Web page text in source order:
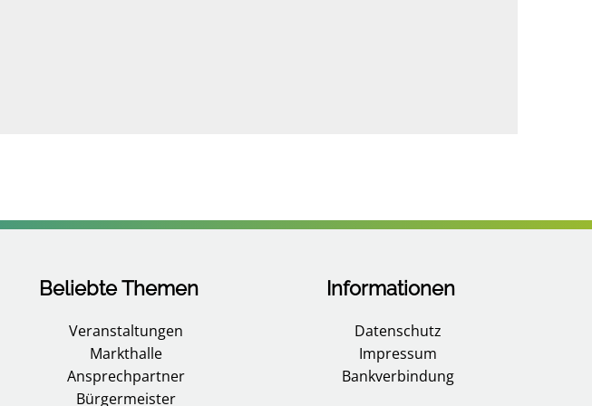
Beliebte Themen
Veranstaltungen
Markthalle
Ansprechpartner
Bürgermeister
Informationen
Datenschutz
Impressum
Bankverbindung